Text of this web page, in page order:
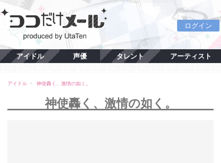
ログイン
アイドル 声優 タレント アーティスト
アイドル 神使轟く、激情の如く。
神使轟く、激情の如く。